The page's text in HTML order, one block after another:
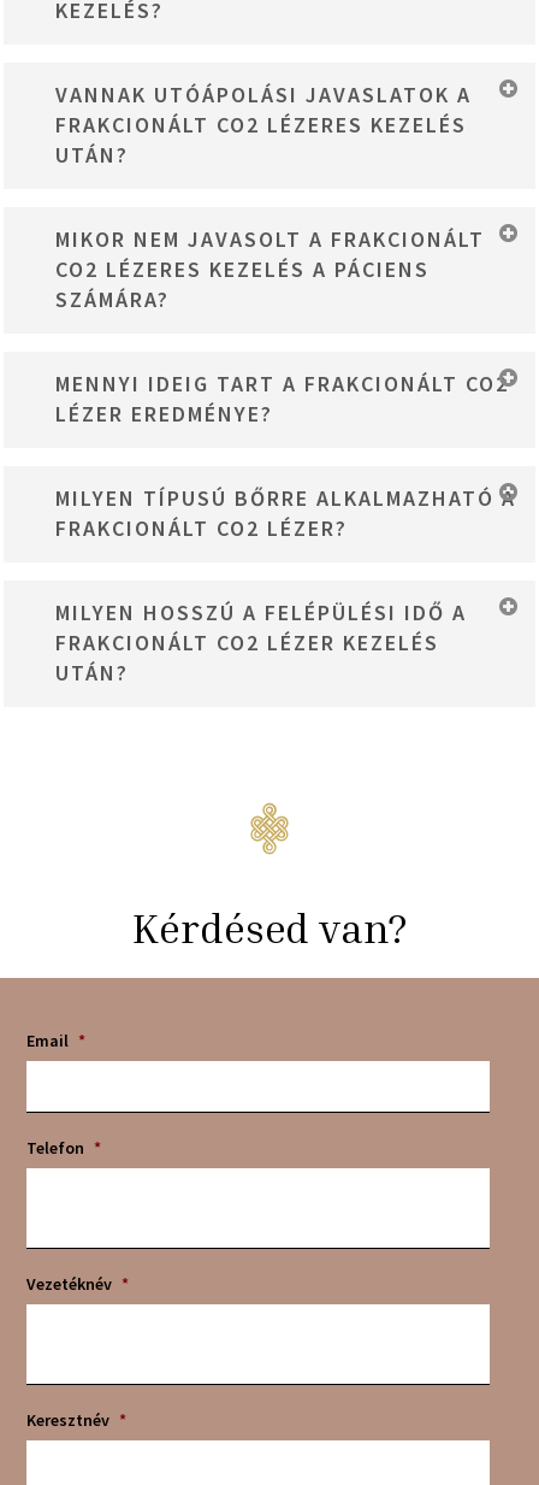
minimalizálható.
KEZELÉS?
elérhető, de leggyakrabban a 30-60 év köztiek veszik igénybe.
VANNAK UTÓÁPOLÁSI JAVASLATOK A
FRAKCIONÁLT CO2 LÉZERES KEZELÉS
UTÁN?
használata, az erős napfény elkerülése, és a bőr hidratálása. A
smink használata is kerülendő néhány napig.
MIKOR NEM JAVASOLT A FRAKCIONÁLT
CO2 LÉZERES KEZELÉS A PÁCIENS
SZÁMÁRA?
bőrbetegségek vagy terhesség esetén.
MENNYI IDEIG TART A FRAKCIONÁLT CO2
LÉZER EREDMÉNYE?
típusa és a bőrápolási rutin is befolyásolhatja ezt az időtartamot.
MILYEN TÍPUSÚ BŐRRE ALKALMAZHATÓ A
FRAKCIONÁLT CO2 LÉZER?
egyéni igényeket figyelembe kell venni a kezelési terv
kidolgozásakor.
MILYEN HOSSZÚ A FELÉPÜLÉSI IDŐ A
FRAKCIONÁLT CO2 LÉZER KEZELÉS
UTÁN?
Kérdésed van?
Email *
Telefon *
Vezetéknév *
Keresztnév *